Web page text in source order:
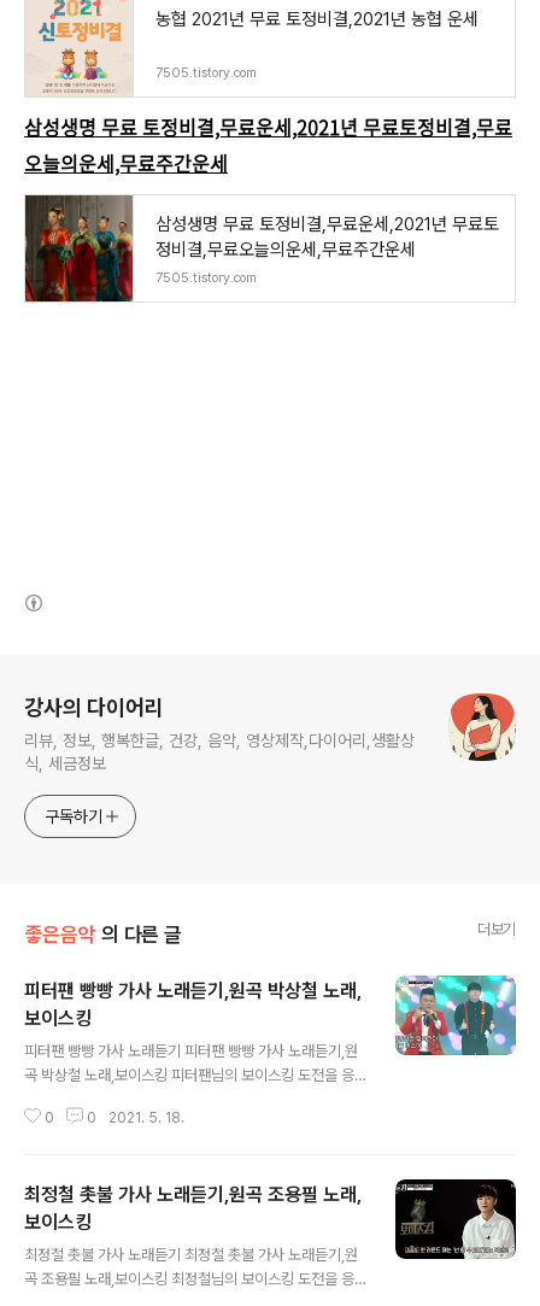
농협 2021년 무료 토정비결,2021년 농협 운세
7505.tistory.com
삼성생명 무료 토정비결,무료운세,2021년 무료토정비결,무료
오늘의운세,무료주간운세
삼성생명 무료 토정비결,무료운세,2021년 무료토
정비결,무료오늘의운세,무료주간운세
7505.tistory.com
강사의 다이어리
리뷰, 정보, 행복한글, 건강, 음악, 영상제작,다이어리,생활상
식, 세금정보
구독하기
좋은음악 의 다른 글 더보기
피터팬 빵빵 가사 노래듣기,원곡 박상철 노래,
보이스킹
피터팬 빵빵 가사 노래듣기 피터팬 빵빵 가사 노래듣기,원
곡 박상철 노래,보이스킹 피터팬님의 보이스킹 도전을 응
빵 빵빠라빵빠라 빵빠라빵빠 빵빵 빵빵 빵빵빵빵 빵빵 빵
이곳 내 고향 정든 시골길 옆집 뒷집 시골 아줌마 옆집 아저
씨 언니 오빠들 다 태우고 달려간다 빵빵 빵빵 동쪽으로 가
면 동해바다 서쪽엔 서해바다 남쪽에는 한라산 북쪽엔 백
두산 달리고 달리고 달리고 달려라 내 꿈도 싣고 달려라 빵
빵빵빵 기적을 울리며 시골버스 달려간다 빵빵빵빵 기적을
0 0 2021. 5. 18.
최정철 촛불 가사 노래듣기,원곡 조용필 노래,
보이스킹
최정철 촛불 가사 노래듣기 최정철 촛불 가사 노래듣기,원
곡 조용필 노래,보이스킹 최정철님의 보이스킹 도전을 응